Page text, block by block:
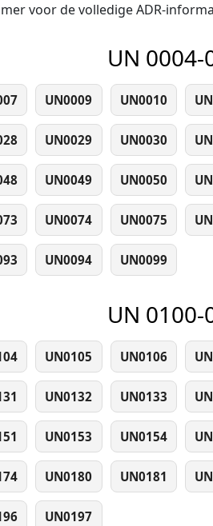
voor de volledige ADR-
UN 0004-
UN0009 UN0010
UN0029 UN0030
UN0049 UN0050
UN0074 UN0075
UN0094 UN0099
UN 0100-
UN0105 UN0106
UN0132 UN0133
UN0153 UN0154
UN0180 UN0181
UN0197